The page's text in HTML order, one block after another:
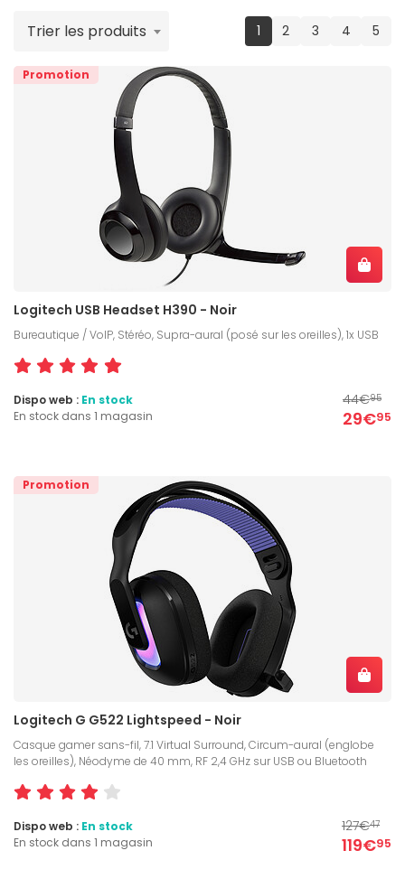
1(current)
2 3 4 5
Trier les produits
Promotion
Logitech USB Headset H390 - Noir
Bureautique / VoIP, Stéréo, Supra-aural (posé sur les oreilles), 1x USB
44€95
29€95
Dispo web : En stock
En stock dans 1 magasin
Promotion
Logitech G G522 Lightspeed - Noir
Casque gamer sans-fil, 7.1 Virtual Surround, Circum-aural (englobe
les oreilles), Néodyme de 40 mm, RF 2,4 GHz sur USB ou Bluetooth
127€47
119€95
Dispo web : En stock
En stock dans 1 magasin